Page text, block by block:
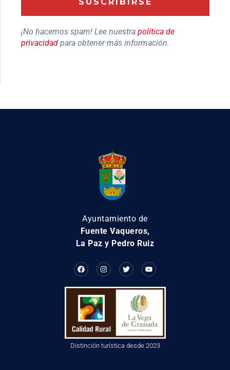
¡No hacemos spam! Lee nuestra política de
privacidad para obtener más información.
Ayuntamiento de
Fuente Vaqueros,
La Paz y Pedro Ruiz
Distinción turística desde 2023